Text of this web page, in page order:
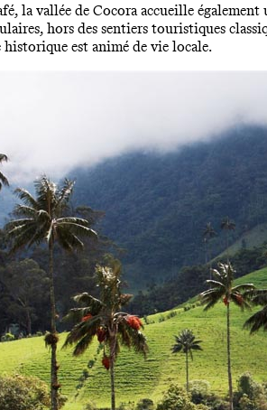
la vallée de Cocora accueille également
hors des sentiers touristiques
est animé de vie locale.